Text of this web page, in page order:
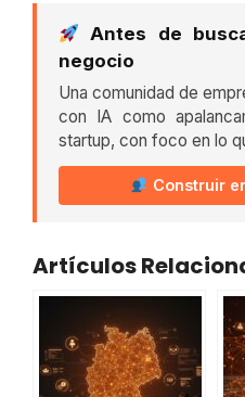
Antes de
negocio
Una comunidad de
con IA como
startup, con foco en lo
Construir
Artículos